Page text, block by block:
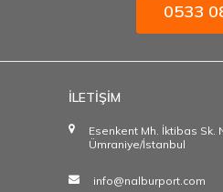
0533
İLETİŞİM
Esenkent Mh. İktibas Sk.
Ümraniye/İstanbul
info@nalburport.com